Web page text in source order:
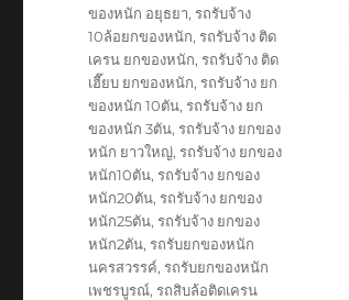
ของหนัก อยุธยา,รถรับจ้าง
10ล้อยกของหนัก,รถรับจ้าง ติด
เครน ยกของหนัก,รถรับจ้าง ติด
เฮี๊ยบ ยกของหนัก,รถรับจ้าง ยก
ของหนัก 10ตัน,รถรับจ้าง ยก
ของหนัก 3ตัน,รถรับจ้าง ยกของ
หนัก ยาวใหญ่,รถรับจ้าง ยกของ
หนัก10ตัน,รถรับจ้าง ยกของ
หนัก20ตัน,รถรับจ้าง ยกของ
หนัก25ตัน,รถรับจ้าง ยกของ
หนัก2ตัน,รถรับยกของหนัก
นครสวรรค์,รถรับยกของหนัก
เพชรบูรณ์,รถสิบล้อติดเครน